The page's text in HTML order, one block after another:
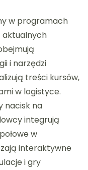
w programach
aktualnych
i narzędzi
treści kursów,
w logistyce.
nacisk na
integrują
w
interaktywne
i gry